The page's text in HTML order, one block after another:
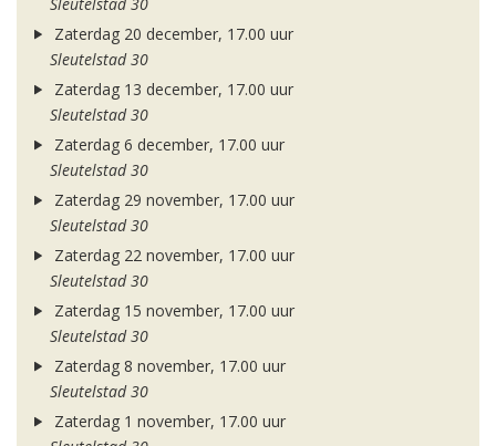
Sleutelstad 30
Zaterdag 20 december, 17.00 uur
Sleutelstad 30
Zaterdag 13 december, 17.00 uur
Sleutelstad 30
Zaterdag 6 december, 17.00 uur
Sleutelstad 30
Zaterdag 29 november, 17.00 uur
Sleutelstad 30
Zaterdag 22 november, 17.00 uur
Sleutelstad 30
Zaterdag 15 november, 17.00 uur
Sleutelstad 30
Zaterdag 8 november, 17.00 uur
Sleutelstad 30
Zaterdag 1 november, 17.00 uur